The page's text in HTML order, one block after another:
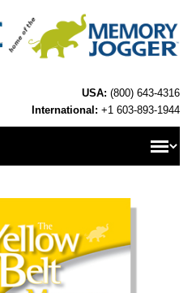
USA: (800) 643-4316
International: +1 603-893-1944